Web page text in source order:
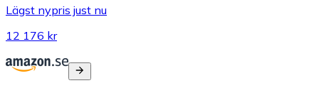
Lägst nypris just nu
12 176 kr